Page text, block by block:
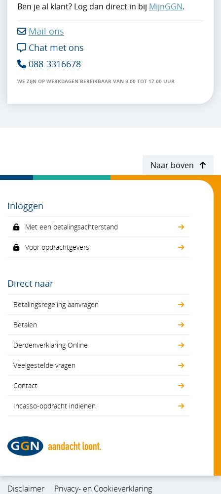
Ben je al klant? Log dan direct in bij MijnGGN.
 Mail ons
 Chat met ons
 088-3316678
WE ZIJN OP WERKDAGEN BEREIKBAAR VAN 9.00 TOT 17.00 UUR
Naar boven
Inloggen
Met een betalingsachterstand
Voor opdrachtgevers
Direct naar
Betalingsregeling aanvragen
Betalen
Derdenverklaring Online
Veelgestelde vragen
Contact
Incasso-opdracht indienen
Disclaimer Privacy- en Cookieverklaring